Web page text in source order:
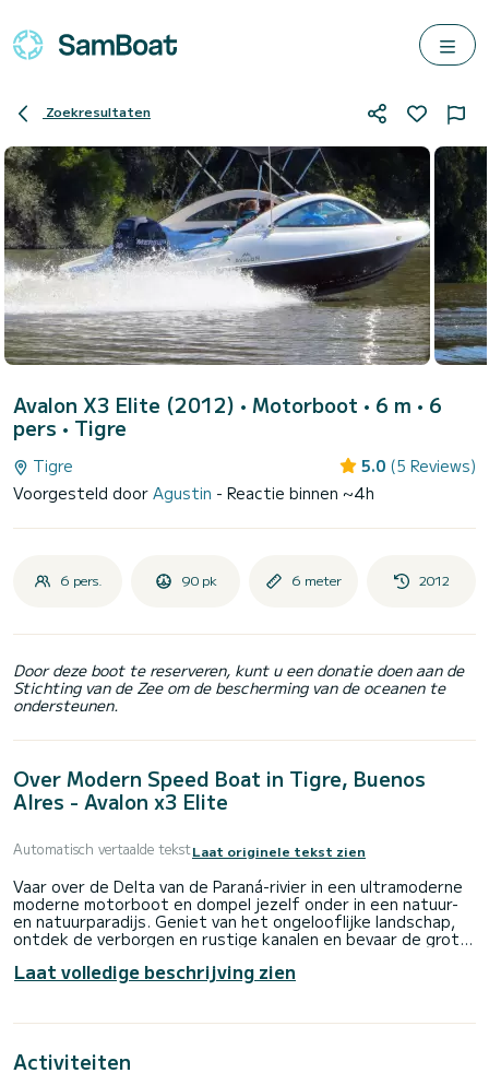
Zoekresultaten
Avalon X3 Elite (2012) • Motorboot • 6 m • 6
pers • Tigre
Tigre 5.0 (5 Reviews)
Voorgesteld door Agustin - Reactie binnen ~4h
6 pers. 90 pk 6 meter 2012
Door deze boot te reserveren, kunt u een donatie doen aan de
Stichting van de Zee om de bescherming van de oceanen te
ondersteunen.
Over Modern Speed Boat in Tigre, Buenos
AIres - Avalon x3 Elite
Automatisch vertaalde tekstLaat originele tekst zien
Vaar over de Delta van de Paraná-rivier in een ultramoderne
moderne motorboot en dompel jezelf onder in een natuur-
en natuurparadijs. Geniet van het ongelooflijke landschap,
ontdek de verborgen en rustige kanalen en bevaar de grote
mijn geheime hoekjes met je, neem je mee naar verlaten
piratenschatten en leg je de hele geschiedenis en
Laat volledige beschrijving zien
Activiteiten